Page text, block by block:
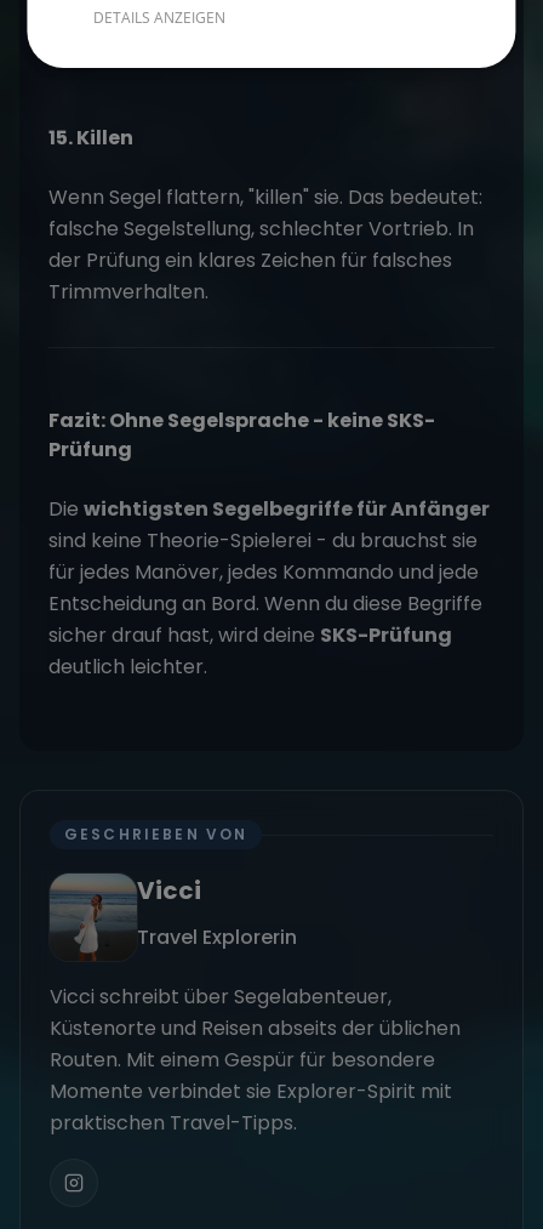
15. Killen
Wenn Segel flattern, "killen" sie. Das bedeutet:
falsche Segelstellung, schlechter Vortrieb. In
der Prüfung ein klares Zeichen für falsches
Trimmverhalten.
Fazit: Ohne Segelsprache - keine SKS-
Prüfung
Die wichtigsten Segelbegriffe für Anfänger
sind keine Theorie-Spielerei - du brauchst sie
für jedes Manöver, jedes Kommando und jede
Entscheidung an Bord. Wenn du diese Begriffe
sicher drauf hast, wird deine SKS-Prüfung
deutlich leichter.
GESCHRIEBEN VON
Vicci
Travel Explorerin
Vicci schreibt über Segelabenteuer,
Küstenorte und Reisen abseits der üblichen
Routen. Mit einem Gespür für besondere
Momente verbindet sie Explorer-Spirit mit
praktischen Travel-Tipps.
DETAILS ANZEIGEN